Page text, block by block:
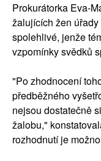
Prokurátorka Eva-
žalujících žen
spolehlivé, jenže
vzpomínky svědků
"Po zhodnocení
předběžného
nejsou dostatečně
žalobu,"
rozhodnutí je